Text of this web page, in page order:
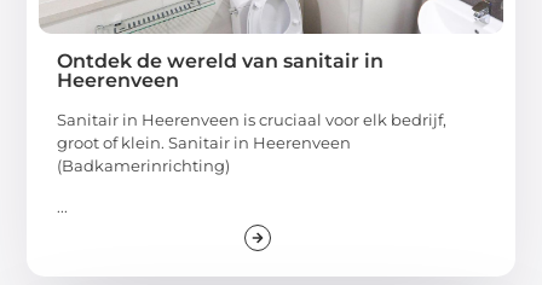
Ontdek de wereld van sanitair in
Heerenveen
Sanitair in Heerenveen is cruciaal voor elk bedrijf,
groot of klein. Sanitair in Heerenveen
(Badkamerinrichting)
...